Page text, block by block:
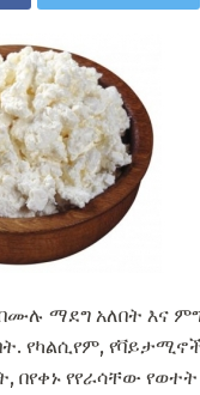
ማደግ አለበት እና
የካልሲየም,
በየቀኑ የየራሳቸው የወተት